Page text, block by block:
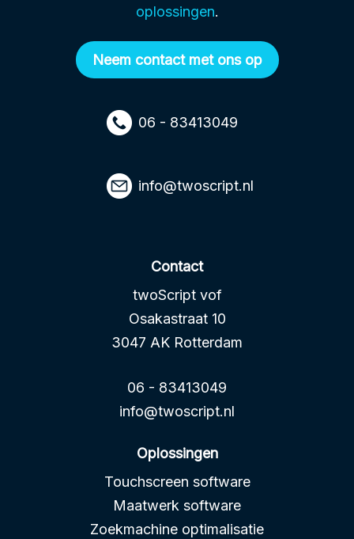
oplossingen.
Neem contact met ons op
06 - 83413049
info@twoscript.nl
Contact
twoScript vof
Osakastraat 10
3047 AK Rotterdam
06 - 83413049
info@twoscript.nl
Oplossingen
Touchscreen software
Maatwerk software
Zoekmachine optimalisatie